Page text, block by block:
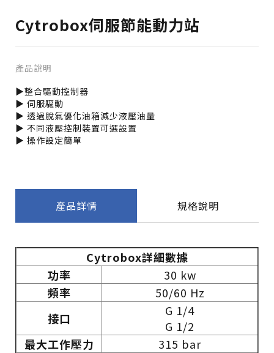
Cytrobox伺服節能動力站
產品說明
▶整合驅動控制器
▶ 伺服驅動
▶ 透過脫氣優化油箱減少液壓油量
▶ 不同液壓控制裝置可選設置
▶ 操作設定簡單
產品詳情 規格說明
Cytrobox詳細數據
功率
30 kw
頻率
50/60 Hz
接口
G 1/4
G 1/2
最大工作壓力
315 bar